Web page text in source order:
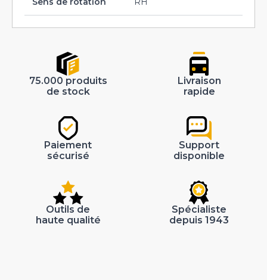
75.000 produits
de stock
Livraison
rapide
Paiement
sécurisé
Support
disponible
Outils de
haute qualité
Spécialiste
depuis 1943